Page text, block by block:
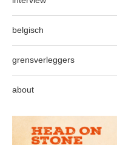
belgisch
grensverleggers
about